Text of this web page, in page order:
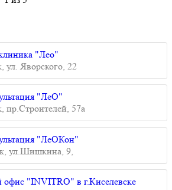
"Лео"
ул. Яворского, 22
"ЛеО"
пр.Строителей, 57а
"ЛеОКон"
ул.Шишкина, 9,
"INVITRO" в г.Киселевске